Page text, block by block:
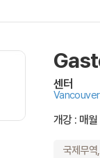
센터
Vancouver
개강 : 매월
국제무